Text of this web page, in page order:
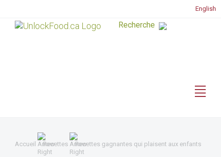
English
Accueil Recettes Recettes gagnantes qui plaisent aux enfants